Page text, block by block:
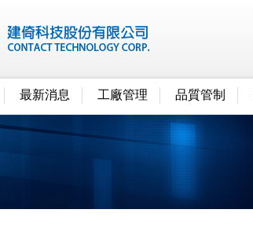
最新消息 工廠管理 品質管制